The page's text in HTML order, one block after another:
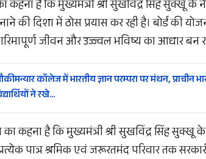
कहना है कि मुख्यमंत्री श्री सुखविंद्र सिंह सुक्खू के
की दिशा में ठोस प्रयास कर रही है। बोर्ड की
जीवन और उज्ज्वल भविष्य का आधार बन
कॉलेज में भारतीय ज्ञान परम्परा पर मंथन, प्राचीन
ने रखे…
कहना है कि मुख्यमंत्री श्री सुखविंद्र सिंह सुक्खू
पात्र श्रमिक एवं जरूरतमंद परिवार तक